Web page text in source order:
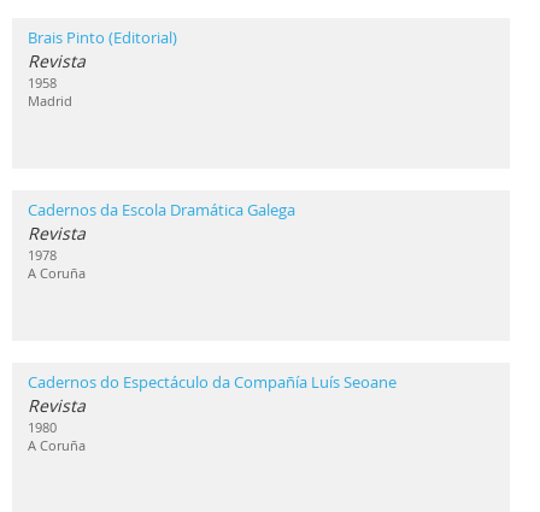
Brais Pinto (Editorial)
Revista
1958
Madrid
Cadernos da Escola Dramática Galega
Revista
1978
A Coruña
Cadernos do Espectáculo da Compañía Luís Seoane
Revista
1980
A Coruña